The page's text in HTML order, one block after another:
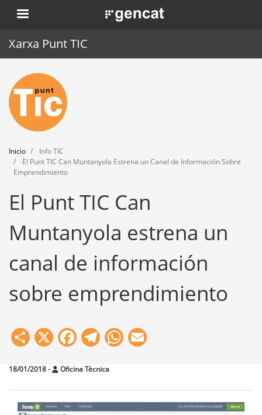
Pasar
al
. Obre en una nova finestra.
Xarxa Punt TIC
Inicio
Punt TIC
Actualidad
Agenda
Herramientas
Inicio
Info TIC
El Punt TIC Can Muntanyola Estrena un Canal de Información Sobre
Emprendimiento
El Punt TIC Can
Muntanyola estrena un
canal de información
sobre emprendimiento
Share
X Facebook
Telegram
WhatsApp
18/01/2018- Oficina Tècnica